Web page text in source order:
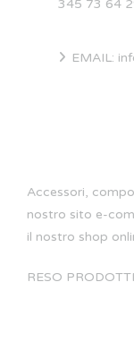
345 73 64
EMAIL:
Accessori,
nostro sito e-
il nostro shop
RESO PRODOTTI